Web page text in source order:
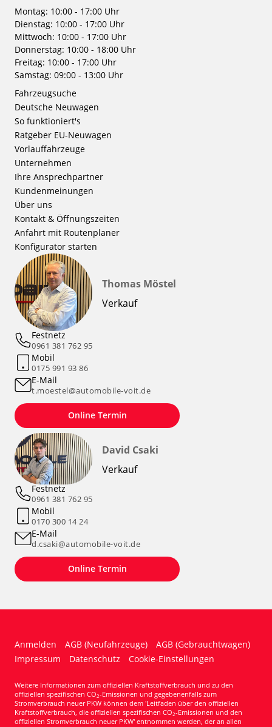
Montag: 10:00 - 17:00 Uhr
Dienstag: 10:00 - 17:00 Uhr
Mittwoch: 10:00 - 17:00 Uhr
Donnerstag: 10:00 - 18:00 Uhr
Freitag: 10:00 - 17:00 Uhr
Samstag: 09:00 - 13:00 Uhr
Fahrzeugsuche
Deutsche Neuwagen
So funktioniert's
Ratgeber EU-Neuwagen
Vorlauffahrzeuge
Unternehmen
Ihre Ansprechpartner
Kundenmeinungen
Über uns
Kontakt & Öffnungszeiten
Anfahrt mit Routenplaner
Konfigurator starten
Thomas Möstel
Verkauf
Festnetz
0961 381 762 95
Mobil
0175 991 93 86
E-Mail
t.moestel@automobile-voit.de
Online Termin
David Csaki
Verkauf
Festnetz
0961 381 762 95
Mobil
0170 300 14 24
E-Mail
d.csaki@automobile-voit.de
Online Termin
Anmelden AGB (Neufahrzeuge)
AGB (Gebrauchtwagen)
Impressum
Datenschutz Cookie-Einstellungen
Weitere Informationen zum offiziellen Kraftstoffverbrauch und zu den
offiziellen spezifischen CO2-Emissionen und gegebenenfalls zum
Stromverbrauch neuer PKW können dem 'Leitfaden über den offiziellen
Kraftstoffverbrauch, die offiziellen spezifischen CO2-Emissionen und den
offiziellen Stromverbrauch neuer PKW' entnommen werden, der an allen